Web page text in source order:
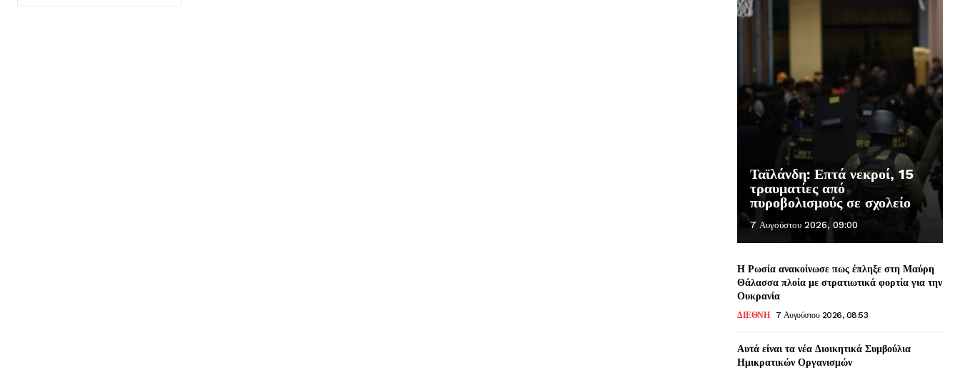
Ταϊλάνδη: Επτά νεκροί, 15
τραυματίες από
πυροβολισμούς σε σχολείο
7 Αυγούστου 2026, 09:00
Η Ρωσία ανακοίνωσε πως έπληξε στη Μαύρη
Θάλασσα πλοία με στρατιωτικά φορτία για την
Ουκρανία
ΔΙΕΘΝΗ 7 Αυγούστου 2026, 08:53
Αυτά είναι τα νέα Διοικητικά Συμβούλια
Ημικρατικών Οργανισμών